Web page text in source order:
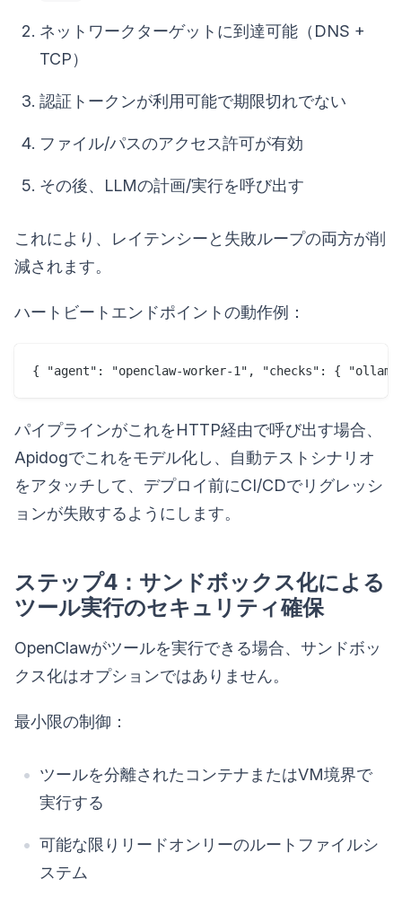
ネットワークターゲットに到達可能（DNS +
TCP）
認証トークンが利用可能で期限切れでない
ファイル/パスのアクセス許可が有効
その後、LLMの計画/実行を呼び出す
これにより、レイテンシーと失敗ループの両方が削
減されます。
ハートビートエンドポイントの動作例：
{ "agent": "openclaw-worker-1", "checks": {
パイプラインがこれをHTTP経由で呼び出す場合、
Apidogでこれをモデル化し、自動テストシナリオ
をアタッチして、デプロイ前にCI/CDでリグレッシ
ョンが失敗するようにします。
ステップ4：サンドボックス化による
ツール実行のセキュリティ確保
OpenClawがツールを実行できる場合、サンドボッ
クス化はオプションではありません。
最小限の制御：
ツールを分離されたコンテナまたはVM境界で
実行する
可能な限りリードオンリーのルートファイルシ
ステム